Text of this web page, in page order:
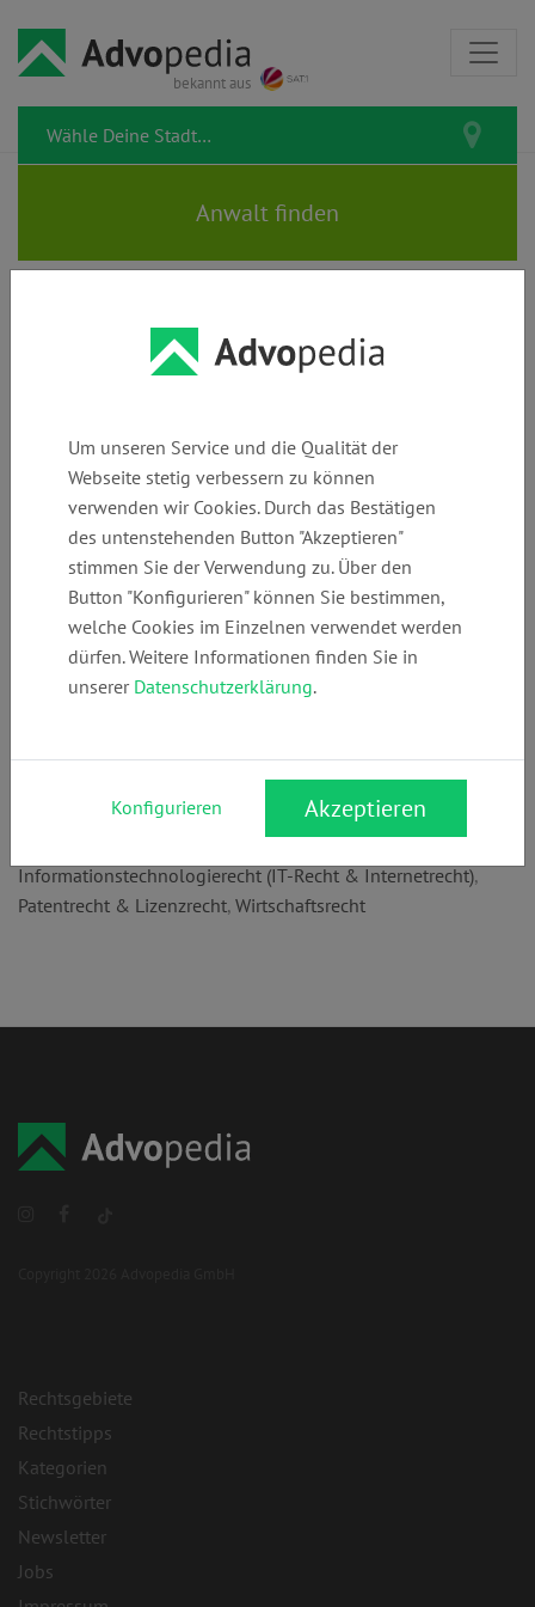
bekannt aus
Dr. ERBEN | Rechtsanwälte |
Rechtsschutz & IT-Recht
Telefon:
+49 (0)
6221588020
E-Mail:
mail@kanzlei-
dr-erben.de
www.kanzlei-dr-
erben.de
Informationstechnologierecht (IT-Recht & Internetrecht),
Patentrecht & Lizenzrecht, Wirtschaftsrecht
Rechtsgebiete
Rechtstipps
Kategorien
Stichwörter
Newsletter
Jobs
Um unseren Service und die Qualität der
Webseite stetig verbessern zu können
verwenden wir Cookies. Durch das Bestätigen
des untenstehenden Button "Akzeptieren"
stimmen Sie der Verwendung zu. Über den
Button "Konfigurieren" können Sie bestimmen,
welche Cookies im Einzelnen verwendet werden
dürfen. Weitere Informationen finden Sie in
unserer Datenschutzerklärung.
Konfigurieren Akzeptieren